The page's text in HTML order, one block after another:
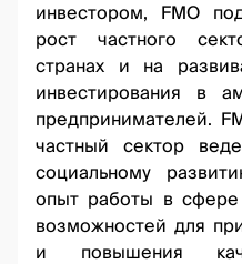
инвестором, FMO
рост частного
странах и на
инвестирования в
предпринимателей.
частный сектор
социальному
опыт работы в
возможностей для
и повышения